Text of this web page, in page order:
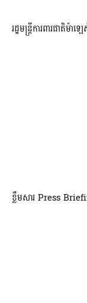
រដ្ឋមន្ត្រីការពារជាតិម៉ា
ខ្លឹមសារ Press